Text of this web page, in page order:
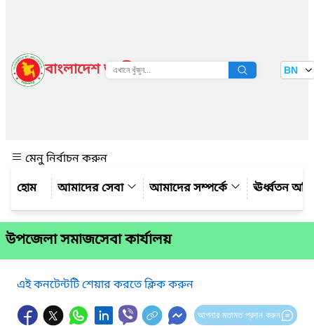
বাংলাদেশ জাতীয় তথ্য বাতায়ন BN
মেনু নির্বাচন করুন
আমাদের সেবা
আমাদের সম্পর্কে ঊর্ধ্বতন
উপজেলা সমাজসেবা কার্যালয়
এই কনটেন্টটি শেয়ার করতে ক্লিক করুন
আপনার মতামত প্রদান করুন